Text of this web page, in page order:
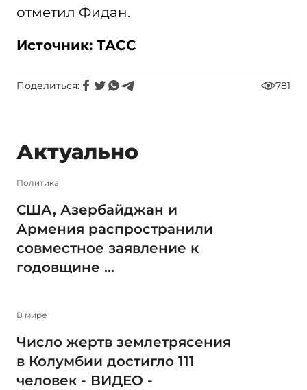
отметил Фидан.
Источник: ТАСС
Поделиться: 781
Актуально
Политика
США, Азербайджан и
Армения распространили
совместное заявление к
годовщине ...
В мире
Число жертв землетрясения
в Колумбии достигло 111
человек - ВИДЕО -